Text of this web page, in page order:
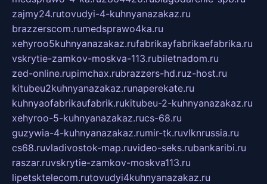
zajmy24.rutovudyi-4-kuhnyanazakaz.ru
brazzerscom.rumedsprawo4ka.ru
xehyroo5kuhnyanazakaz.rufabrikayfabrikaefabrika.ru
vskrytie-zamkov-moskva-113.rubiletnadom.ru
zed-online.rupimchax.rubrazzers-hd.ruz-host.ru
kitubeu2kuhnyanazakaz.runaperekate.ru
kuhnyaofabrikaufabrik.rukitubeu-2-kuhnyanazakaz.ru
xehyroo-5-kuhnyanazakaz.rucs-68.ru
guzywia-4-kuhnyanazakaz.rumir-tk.ruvlknrussia.ru
cs68.ruvladivostok-map.ruvideo-seks.rubankaribi.ru
raszar.ruvskrytie-zamkov-moskva113.ru
lipetsktelecom.rutovudyi4kuhnyanazakaz.ru